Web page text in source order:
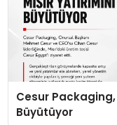
Cesur Packaging,
Büyütüyor